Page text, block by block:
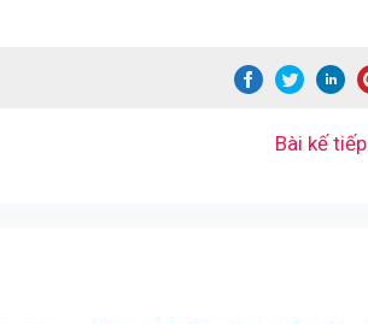
Bài kế tiếp